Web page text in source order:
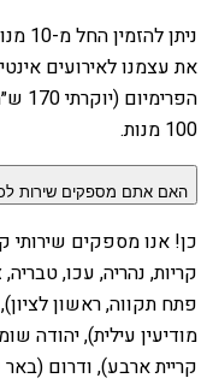
את עצמנו לאירועים
100 מנות.
האם אתם מספקים שירות
כן! אנו מספקים שירותי
קריות, נהריה, עכו,
פתח תקווה, ראשון
מודיעין עילית), יהודה
קריית ארבע), ודרום